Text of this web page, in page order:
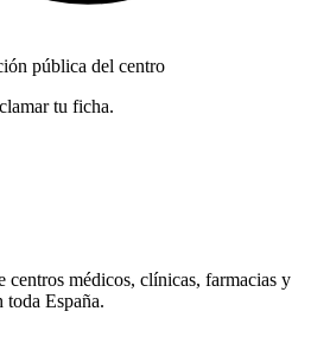
pública del centro
tu ficha.
centros médicos, clínicas, farmacias y
toda España.